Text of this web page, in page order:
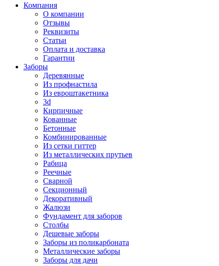
Компания
О компании
Отзывы
Реквизиты
Статьи
Оплата и доставка
Гарантии
Заборы
Деревянные
Из профнастила
Из евроштакетника
3d
Кирпичные
Кованные
Бетонные
Комбинированные
Из сетки гиттер
Из металлических прутьев
Рабица
Реечные
Сварной
Секционный
Декоративный
Жалюзи
Фундамент для заборов
Столбы
Дешевые заборы
Заборы из поликарбоната
Металлические заборы
Заборы для дачи